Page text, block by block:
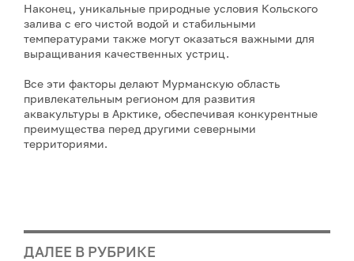
Наконец, уникальные природные условия Кольского
залива с его чистой водой и стабильными
температурами также могут оказаться важными для
выращивания качественных устриц.
Все эти факторы делают Мурманскую область
привлекательным регионом для развития
аквакультуры в Арктике, обеспечивая конкурентные
преимущества перед другими северными
территориями.
ДАЛЕЕ В РУБРИКЕ